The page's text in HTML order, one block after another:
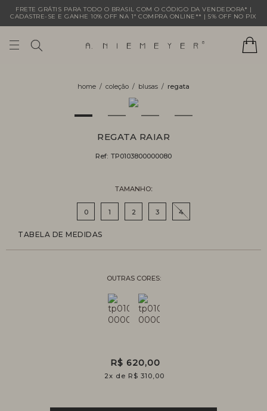
FRETE GRÁTIS PARA TODO O BRASIL COM O CÓDIGO DA VENDEDORA* |
CADASTRE-SE E GANHE 10% OFF NA 1ª COMPRA ONLINE** | 5% OFF NO PIX
coleção blusas regata
REGATA RAIAR
Ref: TP0103800000080
TAMANHO
0 1 2 3 4
TABELA DE MEDIDAS
R$ 620,00
2x R$ 310,00